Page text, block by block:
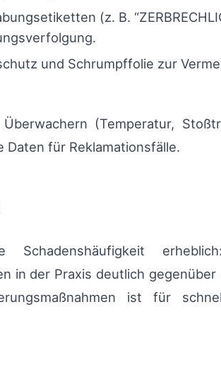
(z. B.
und Schrumpffolie zur
Überwachern (Temperatur,
für Reklamationsfälle.
in der Praxis deutlich
ist für